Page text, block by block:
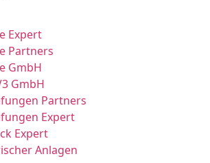
Expert
Partners
GmbH
GmbH
Partners
Expert
Expert
Anlagen